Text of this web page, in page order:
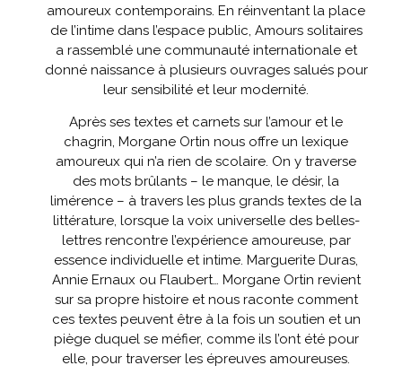
amoureux contemporains. En réinventant la place
de l’intime dans l’espace public, Amours solitaires
a rassemblé une communauté internationale et
donné naissance à plusieurs ouvrages salués pour
leur sensibilité et leur modernité.
Après ses textes et carnets sur l’amour et le
chagrin, Morgane Ortin nous offre un lexique
amoureux qui n’a rien de scolaire. On y traverse
des mots brûlants – le manque, le désir, la
limérence – à travers les plus grands textes de la
littérature, lorsque la voix universelle des belles-
lettres rencontre l’expérience amoureuse, par
essence individuelle et intime. Marguerite Duras,
Annie Ernaux ou Flaubert… Morgane Ortin revient
sur sa propre histoire et nous raconte comment
ces textes peuvent être à la fois un soutien et un
piège duquel se méfier, comme ils l’ont été pour
elle, pour traverser les épreuves amoureuses.